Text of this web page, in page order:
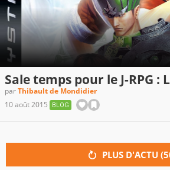
Sale temps pour le J-RPG :
parThibault de Mondidier
10 août 2015
BLOG
PLUS D'ACTU (